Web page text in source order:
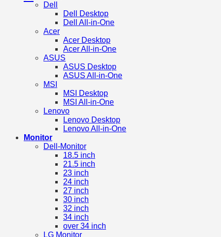
Dell
Dell Desktop
Dell All-in-One
Acer
Acer Desktop
Acer All-in-One
ASUS
ASUS Desktop
ASUS All-in-One
MSI
MSI Desktop
MSI All-in-One
Lenovo
Lenovo Desktop
Lenovo All-in-One
Monitor
Dell-Monitor
18.5 inch
21.5 inch
23 inch
24 inch
27 inch
30 inch
32 inch
34 inch
over 34 inch
LG Monitor